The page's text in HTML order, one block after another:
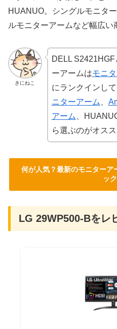
HUANUO。シングルモニタ
ルモニターアームなど幅広い
きにねこ
DELL
ーアームはモニ
にランクインし
ニターアーム
アーム 、
ら選ぶのがオス
何が人気？最新のモニターア
ック
LG 29WP500-Bをレ